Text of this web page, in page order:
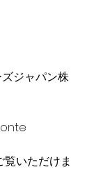
ジャパン株
覧いただけま